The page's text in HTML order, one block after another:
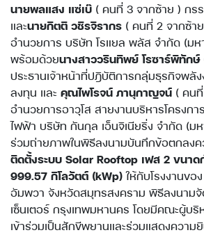
นายพลแสง แซ่เบ๊ ( คนที่ 3 จากซ้าย ) กร
และนายกิตติ วชิรจิรากร ( คนที่ 2 จากซ้า
อำนวยการ บริษัท โรแยล พลัส จำกัด (มห
พร้อมด้วยนางสาววรินทิพย์ โรซาร์พิทักษ์
ประธานเจ้าหน้าที่ปฎิบัติการกลุ่มธุรกิจพลั
ลงทุน และ คุณไพโรจน์ ภานุกาญจน์ ( คน
อำนวยการอาวุโส สายงานบริหารโครงกา
ไฟฟ้า บริษัท กันกุล เอ็นจิเนียริ่ง จำกัด (ม
ร่วมถ่ายภาพในพิธีลงนามบันทึกข้อตกลง
ติดตั้งระบบ Solar Rooftop เฟส 2 ขนา
999.57 กิโลวัตต์ (kWp)ให้กับโรงงานขอ
อัมพวา จังหวัดสมุทรสงคราม พิธีลงนาม
เซ็นเตอร์ กรุงเทพมหานคร โดยมีคณะผู้บ
เข้าร่วมเป็นสักขีพยานและร่วมแสดงควา